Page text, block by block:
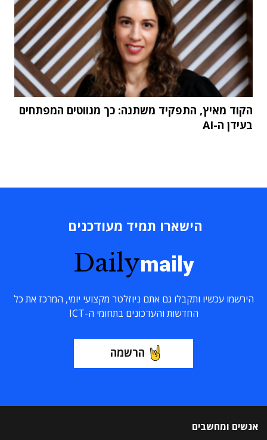
הקוד מאיץ, התפקיד משתנה: כך מנווטים המפתחים
בעידן ה-AI
הישארו תמיד מעודכנים
Dailymaily
הירשמו עכשיו ותקבלו גם אתם ניוזלטר מקצועי יומי, המרכז את כל
החדשות והעדכונים בתחומי ה-ICT
הרשמה
אנשים ומחשבים